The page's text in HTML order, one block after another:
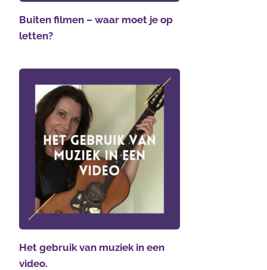
Buiten filmen – waar moet je op
letten?
Het gebruik van muziek in een
video.